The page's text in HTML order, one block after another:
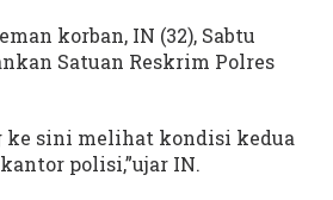
korban, IN (32), Sabtu
Satuan Reskrim Polres
ke sini melihat kondisi kedua
polisi,”ujar IN.